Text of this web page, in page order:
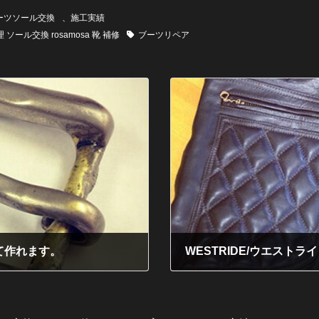
ツソール交換 、 施工実績
ソール交換 rosamosa 靴 補修
ブーツリペア
れます。 WESTRIDE/ウエストラ